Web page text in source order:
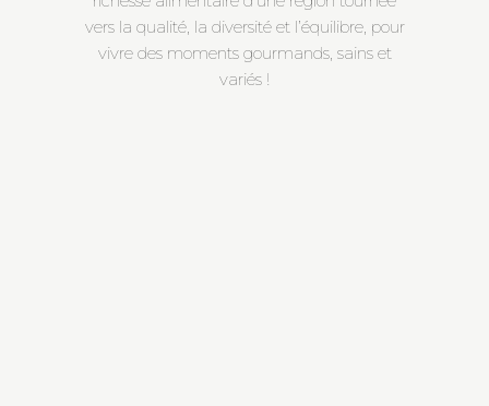
vers la qualité, la diversité et l’équilibre, pour
vivre des moments gourmands, sains et
variés !